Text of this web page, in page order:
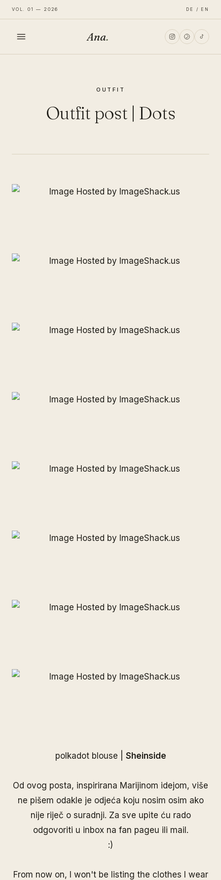
VOL. 01 — 2026 DE / EN
Ana.
OUTFIT
Outfit post | Dots
polkadot blouse | Sheinside
Od ovog posta, inspirirana Marijinom idejom, više
ne pišem odakle je odjeća koju nosim osim ako
nije riječ o suradnji. Za sve upite ću rado
odgovoriti u inbox na fan pageu ili mail.
:)
From now on, I won't be listing the clothes I wear